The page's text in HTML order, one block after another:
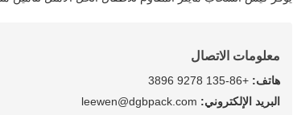
معلومات الاتصال
هاتف: +86-135 9278 3896
البريد الإلكتروني: